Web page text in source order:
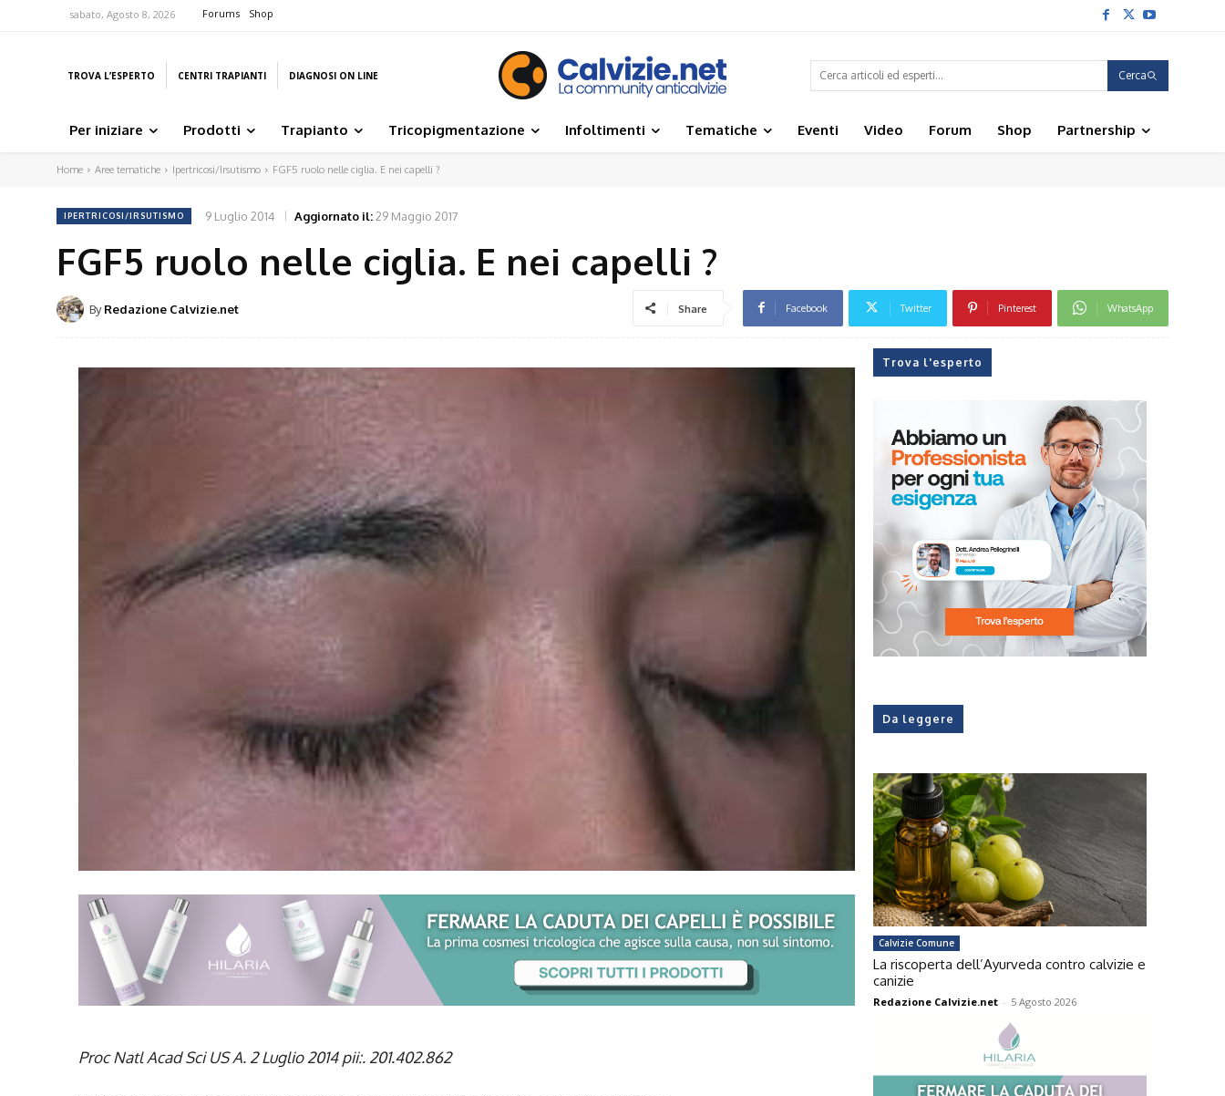
sabato, Agosto 8, 2026 Forums Shop
TROVA L’ESPERTO CENTRI TRAPIANTI DIAGNOSI ON LINE Cerca
Per iniziare Prodotti Trapianto Tricopigmentazione Infoltimenti Tematiche Eventi Video Forum Shop Partnership
Home Aree tematiche Ipertricosi/Irsutismo FGF5 ruolo nelle ciglia. E nei capelli ?
IPERTRICOSI/IRSUTISMO 9 Luglio 2014 Aggiornato il:29 Maggio 2017
FGF5 ruolo nelle ciglia. E nei capelli ?
By Redazione Calvizie.net Share Facebook Twitter Pinterest WhatsApp
Proc Natl Acad Sci US A. 2 Luglio 2014 pii:. 201.402.862
Trova l'esperto
Da leggere
Calvizie Comune
La riscoperta dell’Ayurveda contro calvizie e
canizie
Redazione Calvizie.net - 5 Agosto 2026